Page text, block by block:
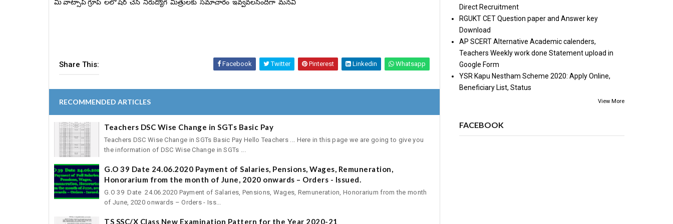
మీ వాట్సాప్ గ్రూప్ లలో షేర్ చేసి నిరుద్యోగ మిత్రులకు సమాచారం ఇవ్వవలసిందిగా మనవి
Share This: Facebook Twitter Pinterest Linkedin Whatsapp
RECOMMENDED ARTICLES
Teachers DSC Wise Change in SGTs Basic Pay
Teachers DSC Wise Change in SGTs Basic Pay Hello Teachers ... Here in this page we are going to give you
the information of DSC Wise Change in SGTs ...
G.O 39 Date 24.06.2020 Payment of Salaries, Pensions, Wages, Remuneration,
Honorarium from the month of June, 2020 onwards – Orders - Issued.
G.O 39 Date 24.06.2020 Payment of Salaries, Pensions, Wages, Remuneration, Honorarium from the month
of June, 2020 onwards – Orders - Iss...
TS SSC/X Class New Examination Pattern for the Year 2020-21
Direct Recruitment
RGUKT CET Question paper and Answer key
Download
AP SCERT Alternative Academic calenders,
Teachers Weekly work done Statement upload in
Google Form
YSR Kapu Nestham Scheme 2020: Apply Online,
Beneficiary List, Status
View More
FACEBOOK